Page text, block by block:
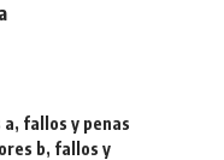
a, fallos y penas
b, fallos y